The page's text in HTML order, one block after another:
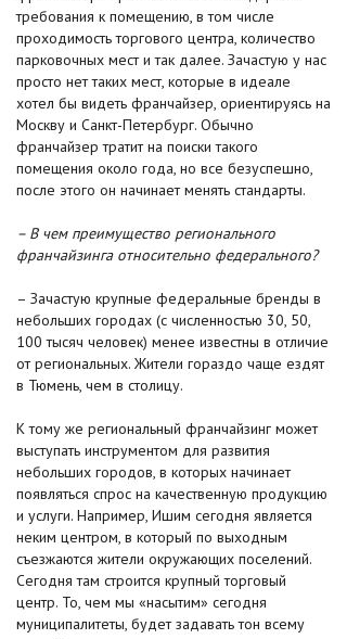
требования к помещению, в том числе
проходимость торгового центра, количество
парковочных мест и так далее. Зачастую у нас
просто нет таких мест, которые в идеале
хотел бы видеть франчайзер, ориентируясь на
Москву и Санкт-Петербург. Обычно
франчайзер тратит на поиски такого
помещения около года, но все безуспешно,
после этого он начинает менять стандарты.
– В чем преимущество регионального
франчайзинга относительно федерального?
– Зачастую крупные федеральные бренды в
небольших городах (с численностью 30, 50,
100 тысяч человек) менее известны в отличие
от региональных. Жители гораздо чаще ездят
в Тюмень, чем в столицу.
К тому же региональный франчайзинг может
выступать инструментом для развития
небольших городов, в которых начинает
появляться спрос на качественную продукцию
и услуги. Например, Ишим сегодня является
неким центром, в который по выходным
съезжаются жители окружающих поселений.
Сегодня там строится крупный торговый
центр. То, чем мы «насытим» сегодня
муниципалитеты, будет задавать тон всему